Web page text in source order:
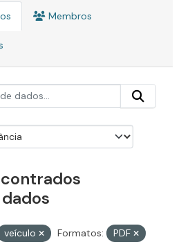
Membros
veículo Formatos:
PDF